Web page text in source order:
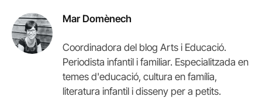
Mar Domènech
Coordinadora del blog Arts i Educació.
Periodista infantil i familiar. Especialitzada en
temes d'educació, cultura en família,
literatura infantil i disseny per a petits.